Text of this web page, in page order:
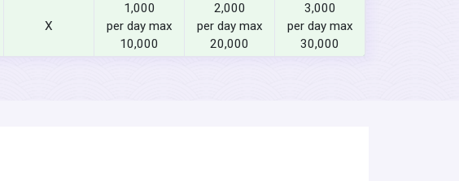
X
1,000
per day max
10,000
2,000
per day max
20,000
3,000
per day max
30,000